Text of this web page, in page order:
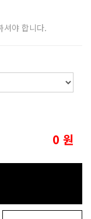
셔야 합니다.
0 원